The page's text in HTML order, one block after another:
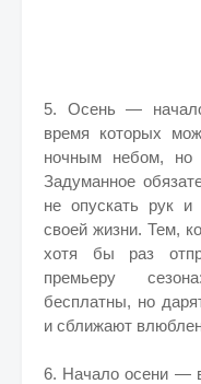
5. Осень —
время которых
ночным небом, но
Задуманное
не опускать рук и
своей жизни. Тем,
хотя бы раз
премьеру
бесплатны, но
и сближают
6. Начало осени —